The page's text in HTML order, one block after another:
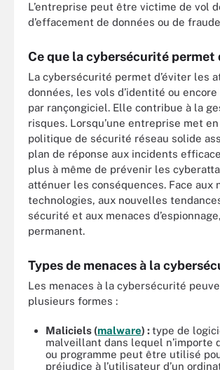
L’entreprise peut être victime de vol
d’effacement de données ou de
Ce que la cybersécurité permet
La cybersécurité permet d’éviter les
données, les vols d’identité ou
par rançongiciel. Elle contribue à la
risques. Lorsqu’une entreprise met
politique de sécurité réseau solide
plan de réponse aux incidents
plus à même de prévenir les
atténuer les conséquences. Face aux
technologies, aux nouvelles
sécurité et aux menaces
permanent.
Types de menaces à la
Les menaces à la cybersécurité
plusieurs formes :
Maliciels (malware) :type de
malveillant dans lequel n’importe
ou programme peut être utilisé
préjudice à l’utilisateur d’un